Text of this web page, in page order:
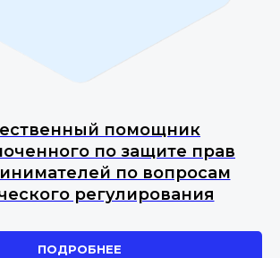
помощник
по защите прав
по вопросам
регулирования
ПОДРОБНЕЕ